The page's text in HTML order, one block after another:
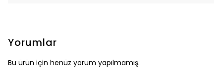
Yorumlar
Bu ürün için henüz yorum yapılmamış.